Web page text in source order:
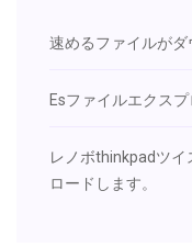
速めるファイルが
Esファイルエクス
レノボthinkpadツ
ロードします。